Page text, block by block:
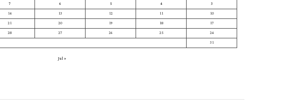
3
4
5
6
7
10
11
12
13
14
17
18
19
20
21
24
25
26
27
28
31
« Jul